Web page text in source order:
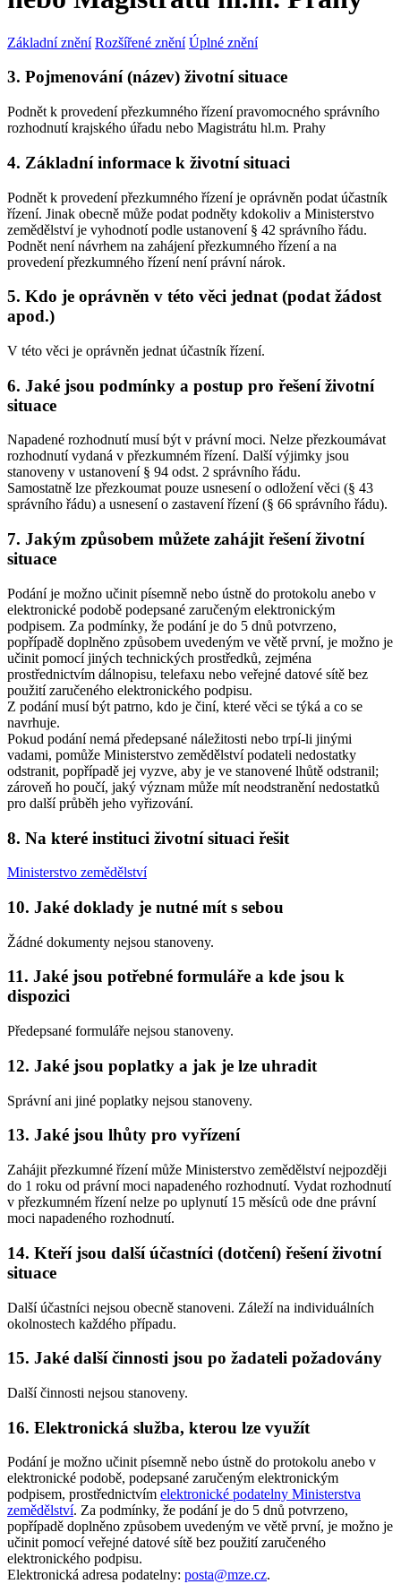
Základní znění Rozšířené znění Úplné znění
3. Pojmenování (název) životní situace
Podnět k provedení přezkumného řízení pravomocného správního
rozhodnutí krajského úřadu nebo Magistrátu hl.m. Prahy
4. Základní informace k životní situaci
Podnět k provedení přezkumného řízení je oprávněn podat účastník
řízení. Jinak obecně může podat podněty kdokoliv a Ministerstvo
zemědělství je vyhodnotí podle ustanovení § 42 správního řádu.
Podnět není návrhem na zahájení přezkumného řízení a na
provedení přezkumného řízení není právní nárok.
5. Kdo je oprávněn v této věci jednat (podat žádost
apod.)
V této věci je oprávněn jednat účastník řízení.
6. Jaké jsou podmínky a postup pro řešení životní
situace
Napadené rozhodnutí musí být v právní moci. Nelze přezkoumávat
rozhodnutí vydaná v přezkumném řízení. Další výjimky jsou
stanoveny v ustanovení § 94 odst. 2 správního řádu.
Samostatně lze přezkoumat pouze usnesení o odložení věci (§ 43
správního řádu) a usnesení o zastavení řízení (§ 66 správního řádu).
7. Jakým způsobem můžete zahájit řešení životní
situace
Podání je možno učinit písemně nebo ústně do protokolu anebo v
elektronické podobě podepsané zaručeným elektronickým
podpisem. Za podmínky, že podání je do 5 dnů potvrzeno,
popřípadě doplněno způsobem uvedeným ve větě první, je možno je
učinit pomocí jiných technických prostředků, zejména
prostřednictvím dálnopisu, telefaxu nebo veřejné datové sítě bez
použití zaručeného elektronického podpisu.
Z podání musí být patrno, kdo je činí, které věci se týká a co se
navrhuje.
Pokud podání nemá předepsané náležitosti nebo trpí-li jinými
vadami, pomůže Ministerstvo zemědělství podateli nedostatky
odstranit, popřípadě jej vyzve, aby je ve stanovené lhůtě odstranil;
zároveň ho poučí, jaký význam může mít neodstranění nedostatků
pro další průběh jeho vyřizování.
8. Na které instituci životní situaci řešit
Ministerstvo zemědělství
10. Jaké doklady je nutné mít s sebou
Žádné dokumenty nejsou stanoveny.
11. Jaké jsou potřebné formuláře a kde jsou k
dispozici
Předepsané formuláře nejsou stanoveny.
12. Jaké jsou poplatky a jak je lze uhradit
Správní ani jiné poplatky nejsou stanoveny.
13. Jaké jsou lhůty pro vyřízení
Zahájit přezkumné řízení může Ministerstvo zemědělství nejpozději
do 1 roku od právní moci napadeného rozhodnutí. Vydat rozhodnutí
v přezkumném řízení nelze po uplynutí 15 měsíců ode dne právní
moci napadeného rozhodnutí.
14. Kteří jsou další účastníci (dotčení) řešení životní
situace
Další účastníci nejsou obecně stanoveni. Záleží na individuálních
okolnostech každého případu.
15. Jaké další činnosti jsou po žadateli požadovány
Další činnosti nejsou stanoveny.
16. Elektronická služba, kterou lze využít
Podání je možno učinit písemně nebo ústně do protokolu anebo v
elektronické podobě, podepsané zaručeným elektronickým
podpisem, prostřednictvím elektronické podatelny Ministerstva
zemědělství. Za podmínky, že podání je do 5 dnů potvrzeno,
popřípadě doplněno způsobem uvedeným ve větě první, je možno je
učinit pomocí veřejné datové sítě bez použití zaručeného
elektronického podpisu.
Elektronická adresa podatelny: posta@mze.cz.